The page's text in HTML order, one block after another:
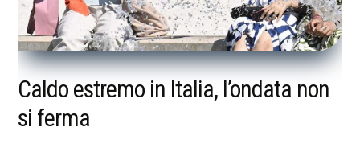
Caldo estremo in Italia, l’ondata non
si ferma